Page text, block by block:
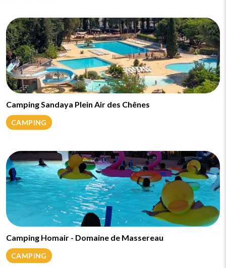
Camping Sandaya Plein Air des Chênes
CAMPING
Camping Homair - Domaine de Massereau
CAMPING